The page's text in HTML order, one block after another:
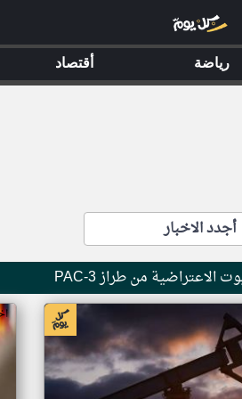
أجدد الاخبار
رياضة أقتصاد